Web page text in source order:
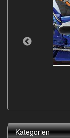
Kategorien